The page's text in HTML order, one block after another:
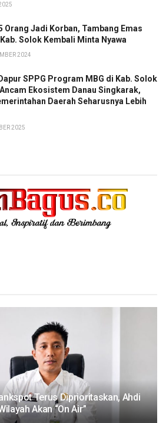
Orang Jadi Korban, Tambang Emas
Kab. Solok Kembali Minta Nyawa
2024
SPPG Program MBG di Kab. Solok
Ekosistem Danau Singkarak,
Daerah Seharusnya Lebih
2025
Terus Diprioritaskan, Ahdi
Akan “On Air”